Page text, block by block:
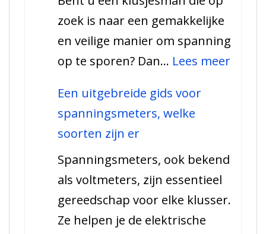
Alles
wat
je
zoek is naar een gemakkelijke
en veilige manier om spanning
op te sporen? Dan… Lees meer:
Een uitgebreide gids voor
spanningsmeters, welke
soorten zijn er
Spanningsmeters, ook bekend
als voltmeters, zijn essentieel
gereedschap voor elke klusser.
Ze helpen je de elektrische